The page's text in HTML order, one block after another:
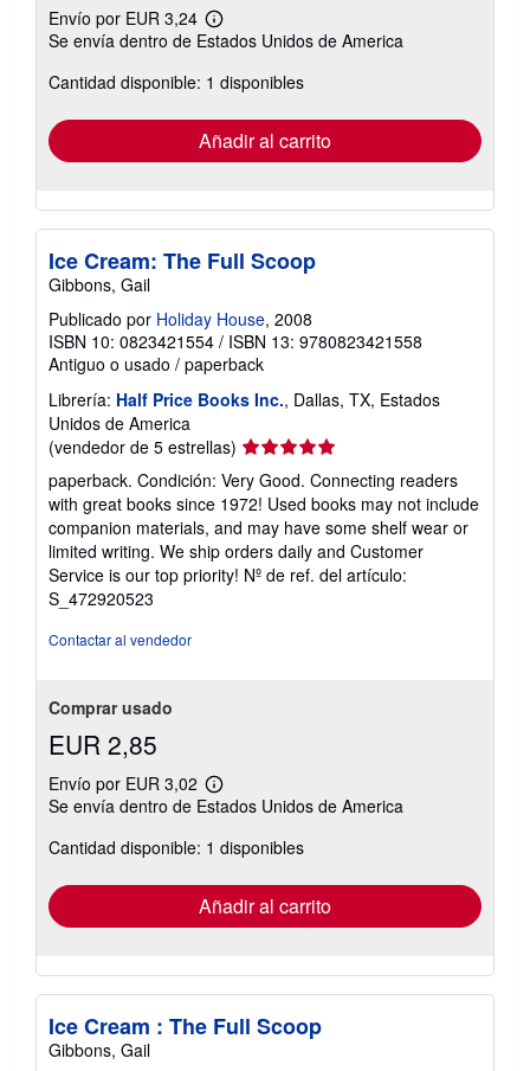
Envío por EUR 3,24
Más
información
las
tarifas
envío
Se envía dentro de Estados Unidos de America
Cantidad disponible: 1 disponibles
Añadir al carrito
Ice Cream: The Full Scoop
Gibbons, Gail
Publicado por Holiday House, 2008
ISBN 10: 0823421554 / ISBN 13: 9780823421558
Antiguo o usado / paperback
Librería: Half Price Books Inc., Dallas, TX, Estados
Unidos de America
(vendedor de 5 estrellas) Calificación
del
vendedor:
5
de
5
estrellas
paperback. Condición: Very Good. Connecting readers
with great books since 1972! Used books may not include
companion materials, and may have some shelf wear or
limited writing. We ship orders daily and Customer
Service is our top priority! Nº de ref. del artículo:
S_472920523
Contactar al vendedor
Comprar usado
EUR 2,85
Envío por EUR 3,02
Más
información
las
tarifas
envío
Se envía dentro de Estados Unidos de America
Cantidad disponible: 1 disponibles
Añadir al carrito
Ice Cream : The Full Scoop
Gibbons, Gail